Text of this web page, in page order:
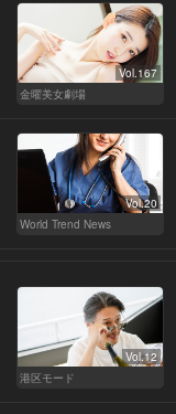
Vol.167
金曜美女劇場
Vol.20
World Trend News
Vol.12
港区モード